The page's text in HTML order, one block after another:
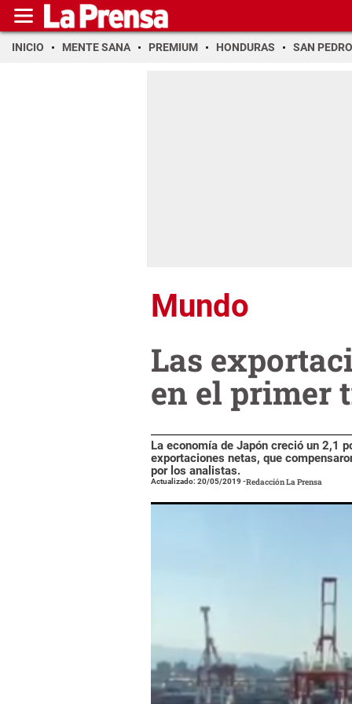
INICIO MENTE SANA PREMIUM HONDURAS SAN PEDRO
Mundo
Las
en el primer
La economía de Japón creció un 2,1
exportaciones netas, que
por los analistas.
Actualizado: 20/05/2019-Redacción La Prensa